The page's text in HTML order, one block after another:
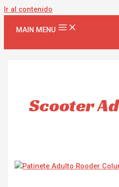
Ir al contenido
MAIN MENU
Scooter